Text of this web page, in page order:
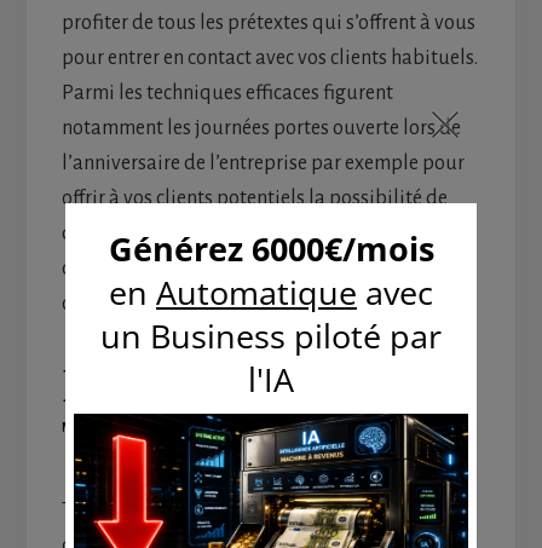
profiter de tous les prétextes qui s’offrent à vous
pour entrer en contact avec vos clients habituels.
Parmi les techniques efficaces figurent
notamment les journées portes ouverte lors de
l’anniversaire de l’entreprise par exemple pour
offrir à vos clients potentiels la possibilité de
découvrir toutes les facettes de votre activité,
d’un point de vue entrepreneur et non plus
consommateur.
Être présent dans les
Trades Show
Toujours dans cet objectif de présence et